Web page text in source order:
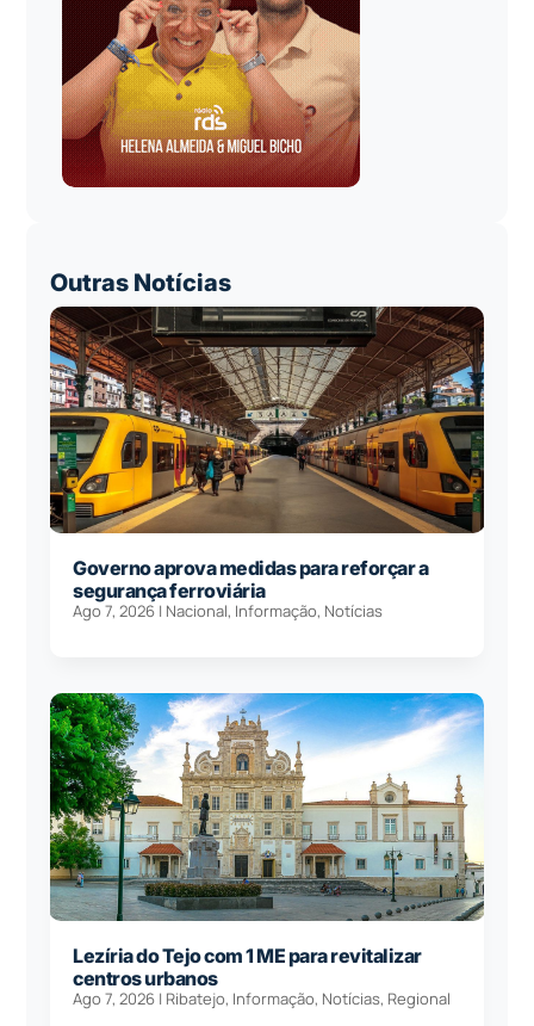
Outras Notícias
Governo aprova medidas para reforçar a
segurança ferroviária
Ago 7, 2026 | Nacional, Informação, Notícias
Lezíria do Tejo com 1 ME para revitalizar
centros urbanos
Ago 7, 2026 | Ribatejo, Informação, Notícias, Regional